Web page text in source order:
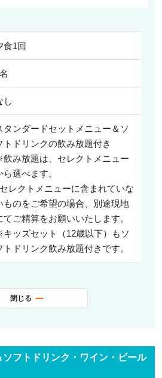
食1回
し
タンダードセットメニュー＆ソ
トドリンクの飲み放題付き
み放題は、セレクトメニュー
ら選べます。
セレクトメニューに含まれていな
ものをご希望の場合、別途現地
てご精算をお願いいたします。
ッズセット（12歳以下）もソ
トドリンク飲み放題付きです。
閉じる
フトドリンク・ワイン・ビール